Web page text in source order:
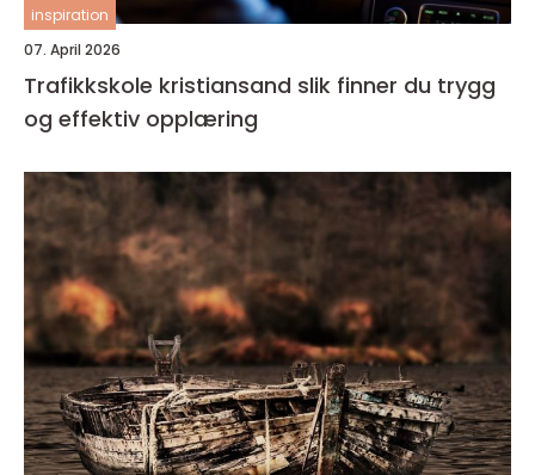
inspiration
07. April 2026
Trafikkskole kristiansand slik finner du trygg
og effektiv opplæring